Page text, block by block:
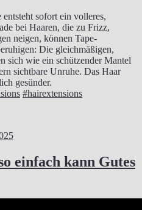
sofort ein volleres,
bei Haaren, die zu Frizz,
neigen, können Tape-
Die gleichmäßigen,
sich wie ein schützender Mantel
sichtbare Unruhe. Das Haar
gesünder.
#hairextensions
einfach kann Gutes